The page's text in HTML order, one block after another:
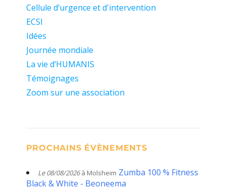
Cellule d’urgence et d'intervention
ECSI
Idées
Journée mondiale
La vie d’HUMANIS
Témoignages
Zoom sur une association
PROCHAINS ÉVÈNEMENTS
Le 08/08/2026à Molsheim Zumba 100 % Fitness
Black & White - Beoneema